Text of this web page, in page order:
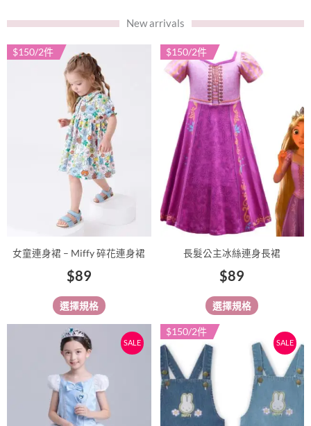
New arrivals
$150/2件
女童連身裙 – Miffy 碎花連身裙
$89
選擇規格
此
產
品
有
多
種
款
式。
可
在
產
頁
面
選
擇
選
項
$150/2件
長髮公主冰絲連身長裙
$89
選擇規格
此
產
品
有
多
種
款
式。
可
在
產
頁
面
選
擇
SALE
原
始
價
格：
$109。
目
前
格：
$99。
此
產
品
有
多
種
SALE
$150/2件
種